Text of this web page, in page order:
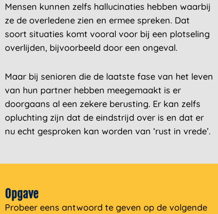
Mensen kunnen zelfs hallucinaties hebben waarbij
ze de overledene zien en ermee spreken. Dat
soort situaties komt vooral voor bij een plotseling
overlijden, bijvoorbeeld door een ongeval.
Maar bij senioren die de laatste fase van het leven
van hun partner hebben meegemaakt is er
doorgaans al een zekere berusting. Er kan zelfs
opluchting zijn dat de eindstrijd over is en dat er
nu echt gesproken kan worden van ‘rust in vrede’.
Opgave
Probeer eens antwoord te geven op de volgende